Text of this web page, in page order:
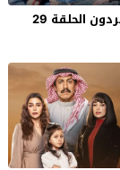
مسلسل المشردون الحلقة 29